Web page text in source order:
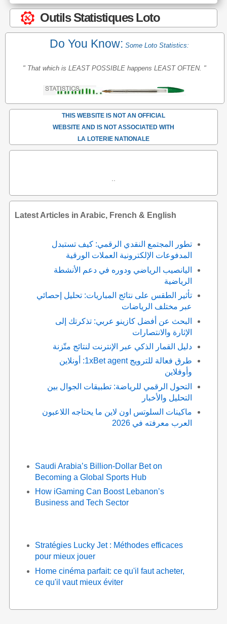
Outils Statistiques Loto
Do You Know: Some Loto Statistics:
" That which is LEAST POSSIBLE happens LEAST OFTEN. "
THIS WEBSITE IS NOT AN OFFICIAL
WEBSITE AND IS NOT ASSOCIATED WITH
LA LOTERIE NATIONALE
Latest Articles in Arabic, French & English
تطور المجتمع النقدي الرقمي: كيف تستبدل
المدفوعات الإلكترونية العملات الورقية
اليانصيب الرياضي ودوره في دعم الأنشطة
الرياضية
تأثير الطقس على نتائج المباريات: تحليل إحصائي
عبر مختلف الرياضات
البحث عن أفضل كازينو عربي: تذكرتك إلى
الإثارة والانتصارات
دليل القمار الذكي عبر الإنترنت لنتائج متّزنة
طرق فعالة للترويج 1xBet agent: أونلاين
وأوفلاين
التحول الرقمي للرياضة: تطبيقات الجوال بين
التحليل والأخبار
ماكينات السلوتس اون لاين ما يحتاجه اللاعبون
العرب معرفته في 2026
Saudi Arabia’s Billion-Dollar Bet on
Becoming a Global Sports Hub
How iGaming Can Boost Lebanon’s
Business and Tech Sector
Stratégies Lucky Jet : Méthodes efficaces
pour mieux jouer
Home cinéma parfait: ce qu'il faut acheter,
ce qu'il vaut mieux éviter